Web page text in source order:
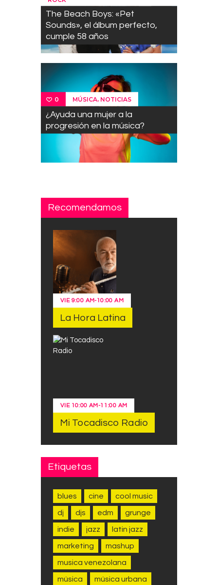
The Beach Boys: «Pet
Sounds», el álbum perfecto,
cumple 58 años
0 MÚSICA, NOTICIAS
¿Ayuda una mujer a la
progresión en la música?
Recomendamos
VIE 9:00 AM-10:00 AM
La Hora Latina
VIE 10:00 AM-11:00 AM
Mi Tocadisco Radio
Etiquetas
blues cine cool music
dj djs edm grunge
indie jazz latin jazz
marketing mashup
musica venezolana
música música urbana